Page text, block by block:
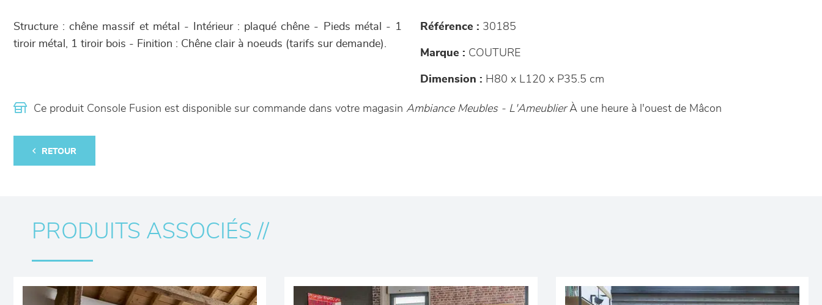
Structure : chêne massif et métal - Intérieur : plaqué chêne - Pieds métal - 1
tiroir métal, 1 tiroir bois - Finition : Chêne clair à noeuds (tarifs sur demande).
Référence : 30185
Marque : COUTURE
Dimension : H80 x L120 x P35.5 cm
Ce produit Console Fusion est disponible sur commande dans votre magasin Ambiance Meubles - L'AmeublierÀ une heure à l'ouest de Mâcon
RETOUR
PRODUITS ASSOCIÉS //